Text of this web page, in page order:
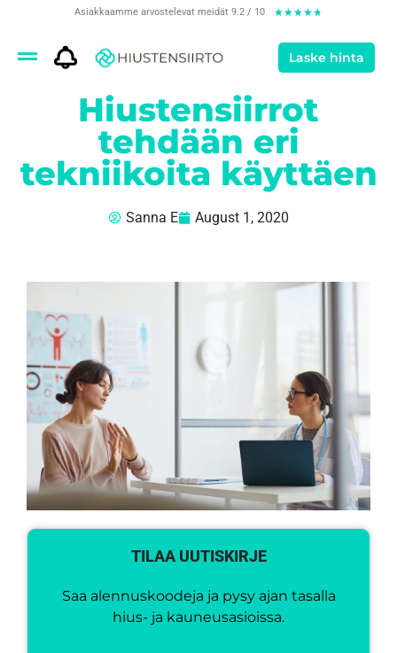
Asiakkaamme arvostelevat meidät 9.2 / 10 ★★★★★
Laske hinta
Hiustensiirrot
tehdään eri
tekniikoita käyttäen
Sanna E August 1, 2020
TILAA UUTISKIRJE
Saa alennuskoodeja ja pysy ajan tasalla
hius- ja kauneusasioissa.